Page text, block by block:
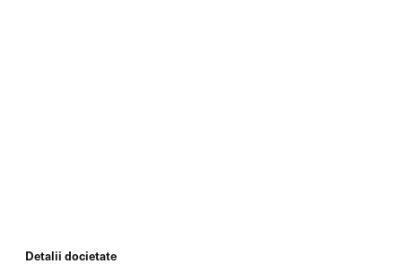
Detalii docietate